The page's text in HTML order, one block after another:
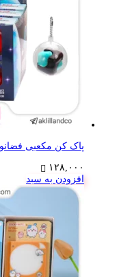
پاک کن مکعبی
۱۲۸,۰۰۰
افزودن به سبد